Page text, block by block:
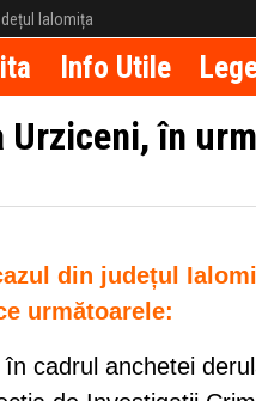
Ialomița
Info Utile
Urziceni, în
din județul
următoarele:
cadrul anchetei